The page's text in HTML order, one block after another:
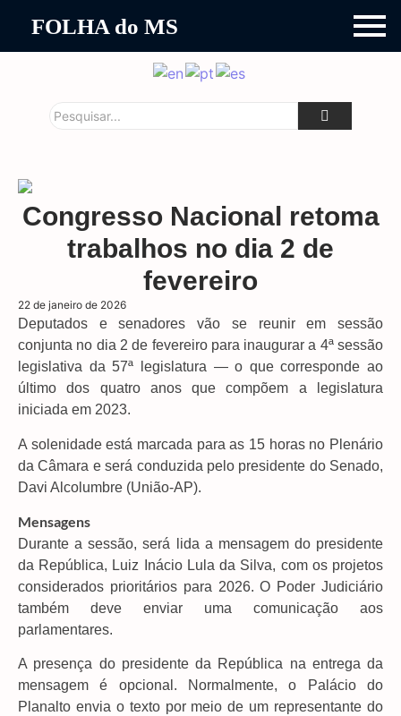
FOLHA do MS
Congresso Nacional retoma
trabalhos no dia 2 de
fevereiro
22 de janeiro de 2026
Deputados e senadores vão se reunir em sessão
conjunta no dia 2 de fevereiro para inaugurar a 4ª sessão
legislativa da 57ª legislatura — o que corresponde ao
último dos quatro anos que compõem a legislatura
iniciada em 2023.
A solenidade está marcada para as 15 horas no Plenário
da Câmara e será conduzida pelo presidente do Senado,
Davi Alcolumbre (União-AP).
Mensagens
Durante a sessão, será lida a mensagem do presidente
da República, Luiz Inácio Lula da Silva, com os projetos
considerados prioritários para 2026. O Poder Judiciário
também deve enviar uma comunicação aos
parlamentares.
A presença do presidente da República na entrega da
mensagem é opcional. Normalmente, o Palácio do
Planalto envia o texto por meio de um representante do